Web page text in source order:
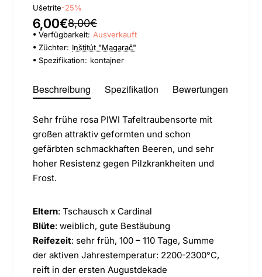
Ušetríte-25%
6,00€8,00€
Verfügbarkeit: Ausverkauft
Züchter: Inštitút "Magarač"
Spezifikation: kontajner
Beschreibung Spezifikation Bewertungen
Sehr frühe rosa PIWI Tafeltraubensorte mit
großen attraktiv geformten und schon
gefärbten schmackhaften Beeren, und sehr
hoher Resistenz gegen Pilzkrankheiten und
Frost.
Eltern: Tschausch x Cardinal
Blüte: weiblich, gute Bestäubung
Reifezeit: sehr früh, 100 – 110 Tage, Summe
der aktiven Jahrestemperatur: 2200-2300°C,
reift in der ersten Augustdekade